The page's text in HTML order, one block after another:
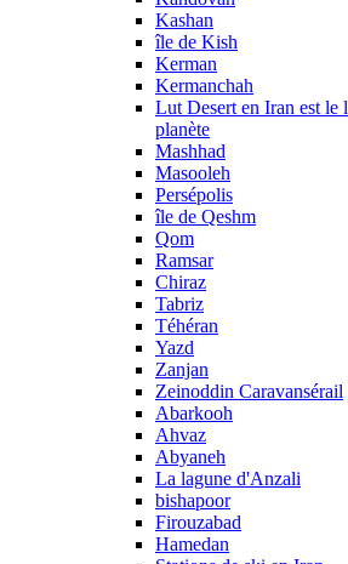
Kashan
île de Kish
Kerman
Kermanchah
Lut Desert en Iran est le
planète
Mashhad
Masooleh
Persépolis
île de Qeshm
Qom
Ramsar
Chiraz
Tabriz
Téhéran
Yazd
Zanjan
Zeinoddin Caravansérail
Abarkooh
Ahvaz
Abyaneh
La lagune d'Anzali
bishapoor
Firouzabad
Hamedan